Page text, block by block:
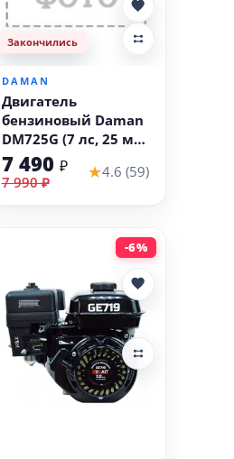
Закончились
DAMAN
Двигатель
бензиновый Daman
DM725G (7 лс, 25 мм,
шлицы)
7 490 ₽
7 990 ₽ ★4.6 (59)
-6%